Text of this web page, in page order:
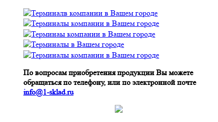
По вопросам приобретения продукции Вы можете
обращаться по телефону, или по электронной почте
info@1-sklad.ru